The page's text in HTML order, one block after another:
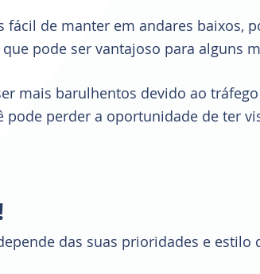
de manter em andares baixos,
pode ser vantajoso para alguns
mais barulhentos devido ao
pode perder a oportunidade de ter
das suas prioridades e estilo